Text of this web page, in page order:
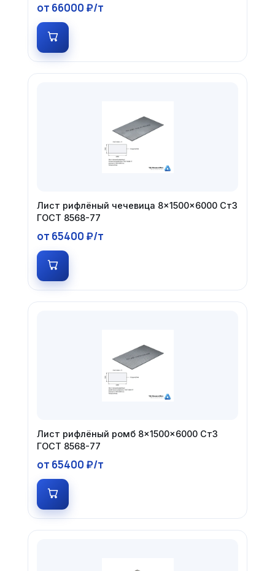
от 66000 ₽/т
Лист рифлёный чечевица 8×1500×6000 Ст3
ГОСТ 8568-77
от 65400 ₽/т
Лист рифлёный ромб 8×1500×6000 Ст3
ГОСТ 8568-77
от 65400 ₽/т